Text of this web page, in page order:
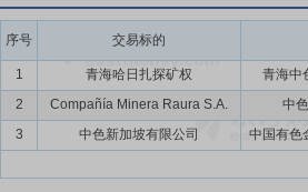
用项目的议案》。本次投资不构成关联交
次投资无须提交公司股东大会审议。项目
(3)中色锌业可处理高银矿,可更多采购赤
序号 交易标的
1 青海哈日扎探矿权 青海中
2
Compañía Minera Raura S.A. 中
3
中色新加坡有限公司 中国有色